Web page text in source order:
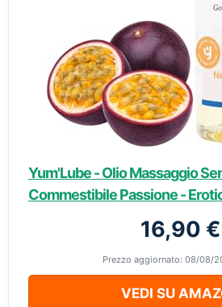
Yum'Lube - Olio Massaggio
Commestibile Passione -
16,90 €
Prezzo aggiornato: 08/08/
VEDI SU